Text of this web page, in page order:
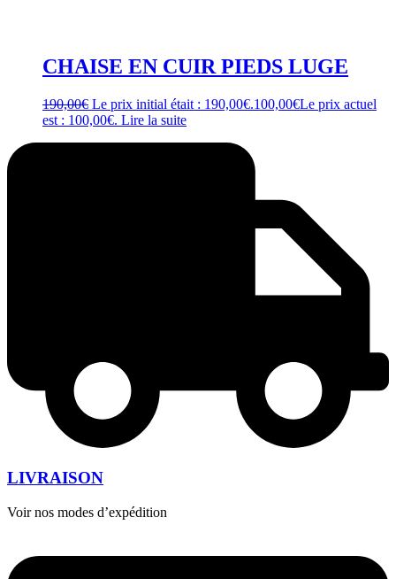
CHAISE EN CUIR PIEDS LUGE
190,00€ Le prix initial était : 190,00€.100,00€Le prix actuel
est : 100,00€. Lire la suite
LIVRAISON
Voir nos modes d’expédition